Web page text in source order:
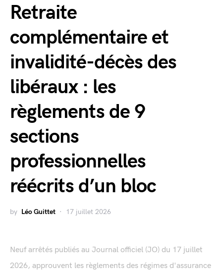
Retraite
complémentaire et
invalidité-décès des
libéraux : les
règlements de 9
sections
professionnelles
réécrits d’un bloc
by Léo Guittet 17 juillet 2026
Neuf arrêtés publiés au Journal officiel (JO) du 17 juillet
2026, approuvent les règlements des régimes d'assurance